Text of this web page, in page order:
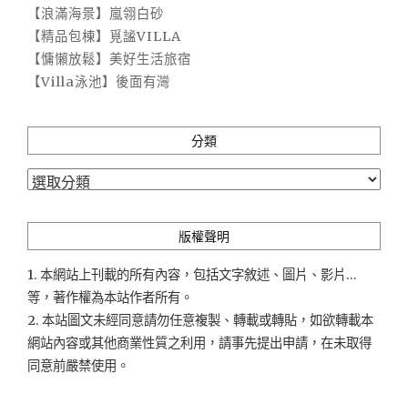
【浪滿海景】嵐翎白砂
【精品包棟】覓謐VILLA
【慵懶放鬆】美好生活旅宿
【Villa泳池】後面有灣
分類
分
版權聲明
1. 本網站上刊載的所有內容，包括文字敘述、圖片、影片...
等，著作權為本站作者所有。
2. 本站圖文未經同意請勿任意複製、轉載或轉貼，如欲轉載本
網站內容或其他商業性質之利用，請事先提出申請，在未取得
同意前嚴禁使用。